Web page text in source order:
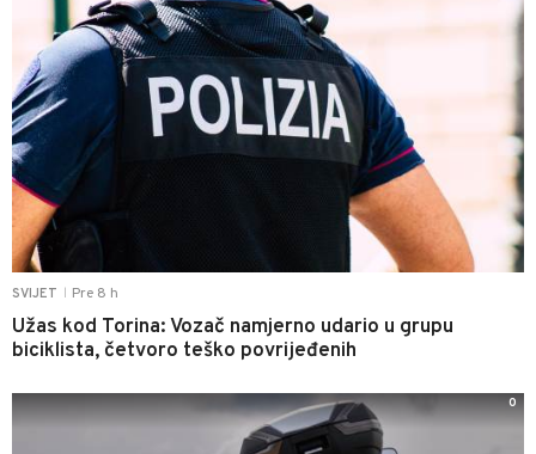
SVIJET Pre 8 h
Užas kod Torina: Vozač namjerno udario u grupu
biciklista, četvoro teško povrijeđenih
0